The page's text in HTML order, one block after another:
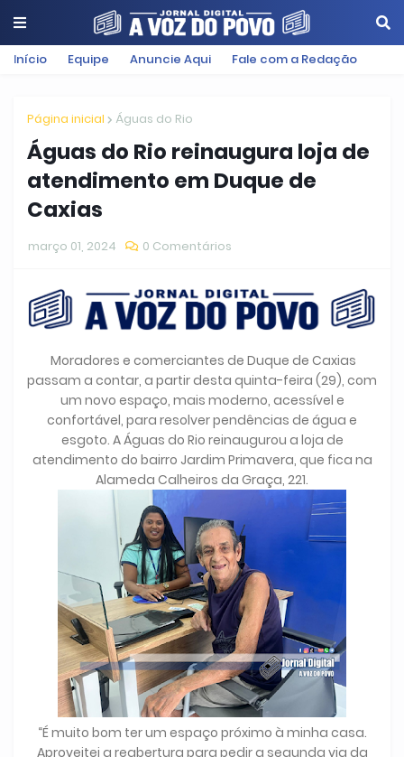
Início Equipe Anuncie Aqui Fale com a Redação
Página inicial Águas do Rio
Águas do Rio reinaugura loja de
atendimento em Duque de
Caxias
março 01, 2024 0 Comentários
Moradores e comerciantes de Duque de Caxias
passam a contar, a partir desta quinta-feira (29), com
um novo espaço, mais moderno, acessível e
confortável, para resolver pendências de água e
esgoto. A Águas do Rio reinaugurou a loja de
atendimento do bairro Jardim Primavera, que fica na
Alameda Calheiros da Graça, 221.
“É muito bom ter um espaço próximo à minha casa.
Aproveitei a reabertura para pedir a segunda via da